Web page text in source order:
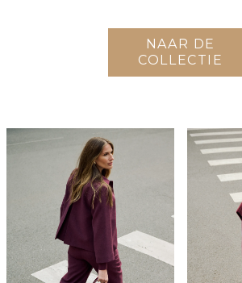
NAAR DE
COLLECTIE